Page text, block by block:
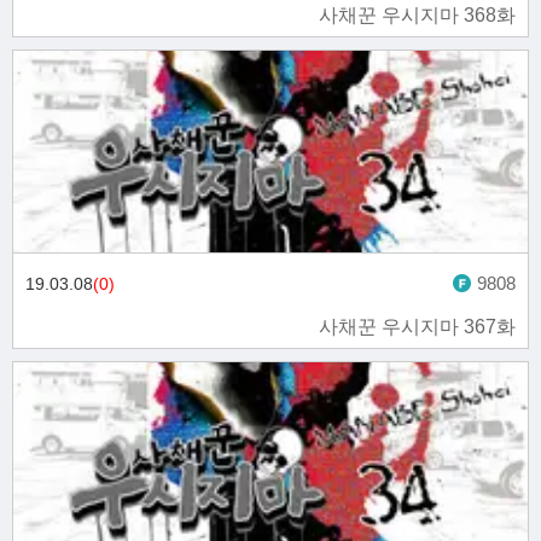
사채꾼 우시지마 368화
사채꾼 우시지마 367화
19.03.08(0) 9808